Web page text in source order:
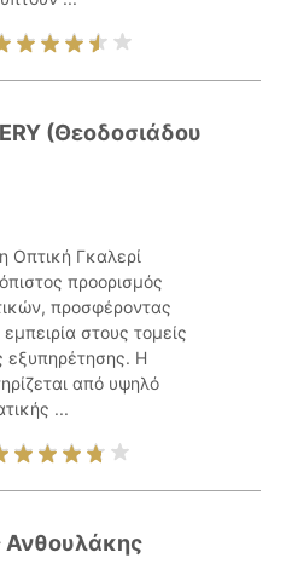
(Θεοδοσιάδου
Οπτική Γκαλερί
προορισμός
προσφέροντας
στους τομείς
εξυπηρέτησης. Η
από υψηλό
...
Ανθουλάκης